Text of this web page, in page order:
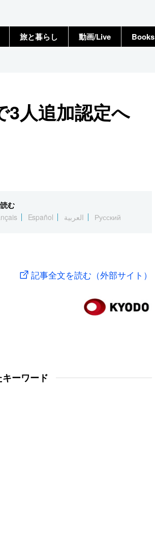
旅と暮らし 動画/Live Books
3人追加認定へ
む
Español العربية Русский
記事全文を読む（外部サイト）
ーワード